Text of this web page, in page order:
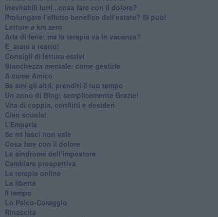
​Inevitabili lutti...cosa fare con il dolore?
Prolungare l’effetto benefico dell’estate? Si può!
​Letture a km zero
​Aria di ferie: ma la terapia va in vacanza?
​E_state a teatro!
​Consigli di lettura estivi
​Stanchezza mentale: come gestirla
​A come Amico
​Se ami gli altri, prenditi il tuo tempo
​Un anno di Blog: semplicemente Grazie!
​Vita di coppia, conflitti e desideri
​Ciao scuola!
​L’Empatia
​Se mi lasci non vale
Cosa fare con il dolore
​La sindrome dell’impostore
​Cambiare prospettiva
La terapia online
La libertà
​Il tempo
​Lo Psico-Coraggio
Rinascita